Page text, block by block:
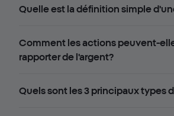
Quelle est la définition simple
Comment les actions peuvent-
rapporter de l'argent?
Quels sont les 3 principaux types